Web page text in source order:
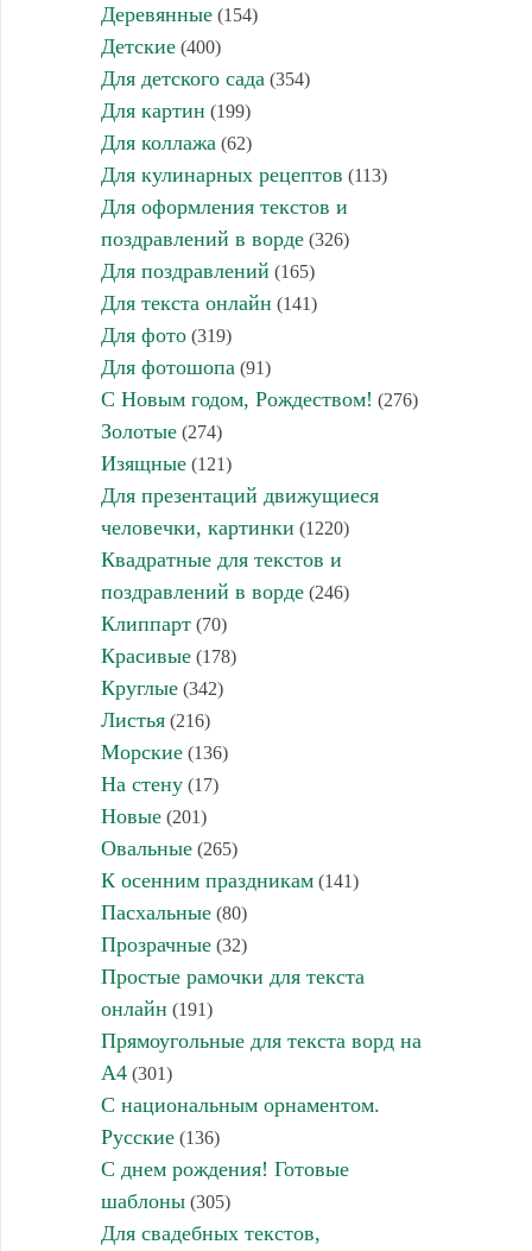
Деревянные(154)
Детские(400)
Для детского сада (354)
Для картин (199)
Для коллажа (62)
Для кулинарных рецептов (113)
Для оформления текстов и
поздравлений в ворде(326)
Для поздравлений (165)
Для текста онлайн (141)
Для фото(319)
Для фотошопа (91)
С Новым годом, Рождеством! (276)
Золотые(274)
Изящные(121)
Для презентаций движущиеся
человечки, картинки (1220)
Квадратные для текстов и
поздравлений в ворде(246)
Клиппарт(70)
Красивые(178)
Круглые(342)
Листья(216)
Морские(136)
На стену(17)
Новые(201)
Овальные(265)
К осенним праздникам(141)
Пасхальные(80)
Прозрачные(32)
Простые рамочки для текста
онлайн (191)
Прямоугольные для текста ворд на
А4(301)
С национальным орнаментом.
Русские(136)
С днем рождения! Готовые
шаблоны(305)
Для свадебных текстов,